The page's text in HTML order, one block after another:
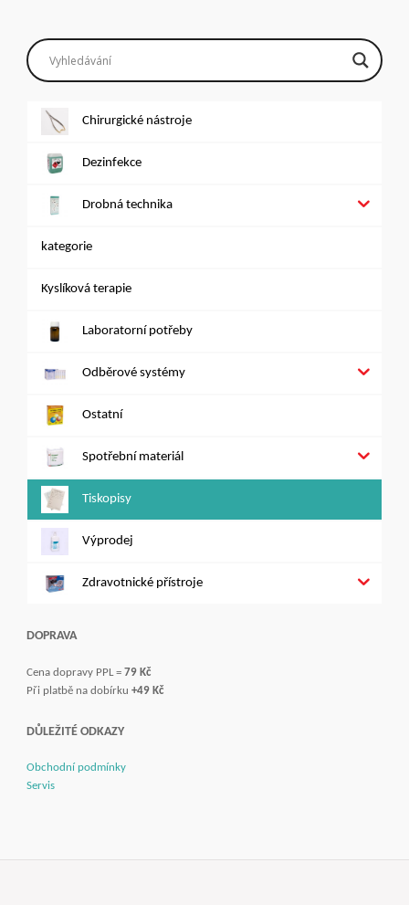
Chirurgické nástroje
Dezinfekce
Drobná technika
kategorie
Kyslíková terapie
Laboratorní potřeby
Odběrové systémy
Ostatní
Spotřební materiál
Tiskopisy
Výprodej
Zdravotnické přístroje
DOPRAVA
Cena dopravy PPL =79 Kč
Při platbě na dobírku +49 Kč
DŮLEŽITÉ ODKAZY
Obchodní podmínky
Servis